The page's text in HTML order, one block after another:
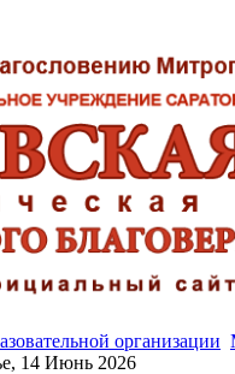
организации
14 Июнь 2026